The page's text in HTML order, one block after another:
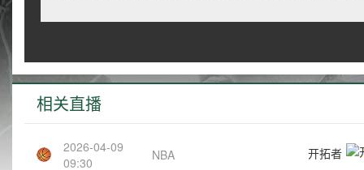
相关直播
2026-04-09
09:30
NBA 开拓者